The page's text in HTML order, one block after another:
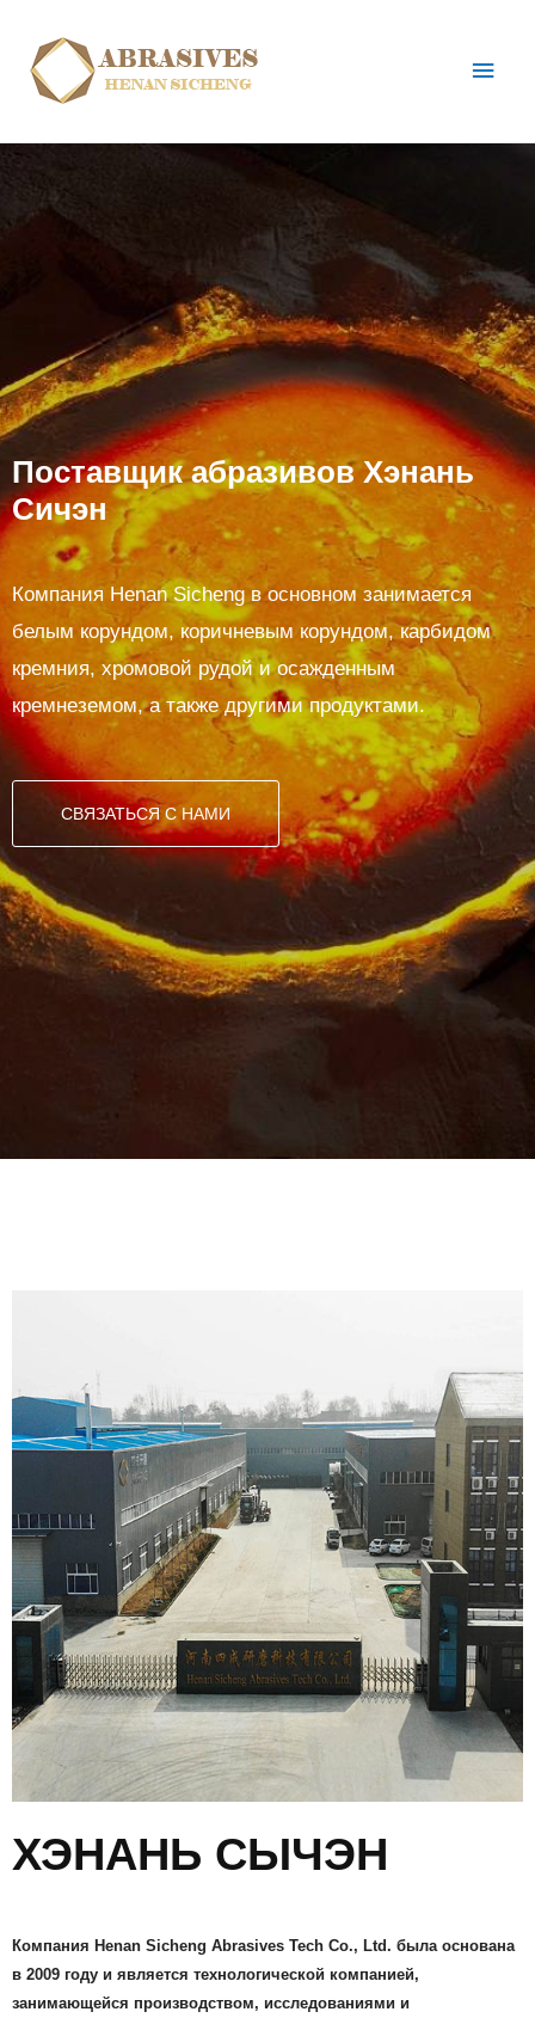
Поставщик абразивов Хэнань
Сичэн
Компания Henan Sicheng в основном занимается
белым корундом, коричневым корундом, карбидом
кремния, хромовой рудой и осажденным
кремнеземом, а также другими продуктами.
СВЯЗАТЬСЯ С НАМИ
ХЭНАНЬ СЫЧЭН
Компания Henan Sicheng Abrasives Tech Co., Ltd. была основана
в 2009 году и является технологической компанией,
занимающейся производством, исследованиями и